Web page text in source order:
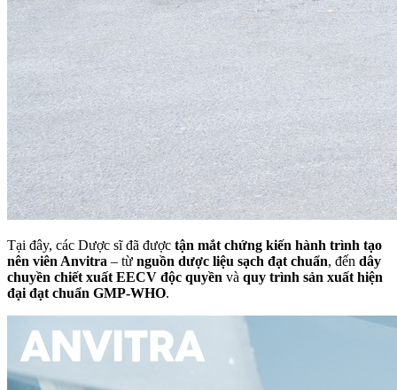
Tại đây, các Dược sĩ đã được tận mắt chứng kiến hành trình tạo
nên viên Anvitra – từ nguồn dược liệu sạch đạt chuẩn, đến dây
chuyền chiết xuất EECV độc quyền và quy trình sản xuất hiện
đại đạt chuẩn GMP-WHO.